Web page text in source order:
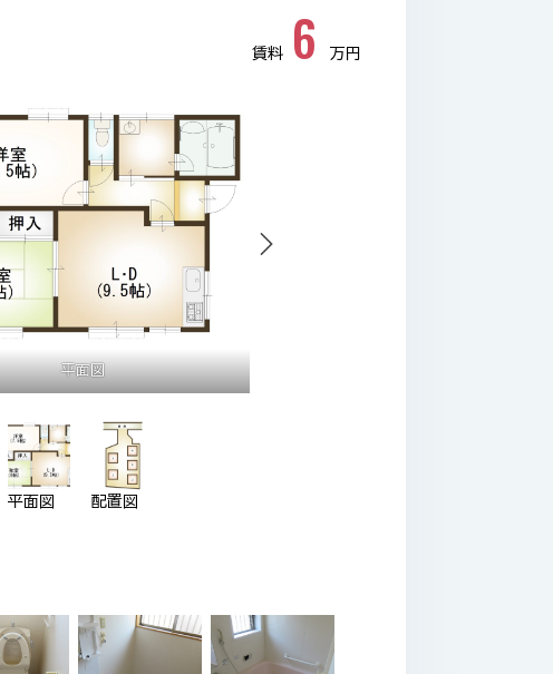
賃料 6 万円
平面図
平面図 配置図